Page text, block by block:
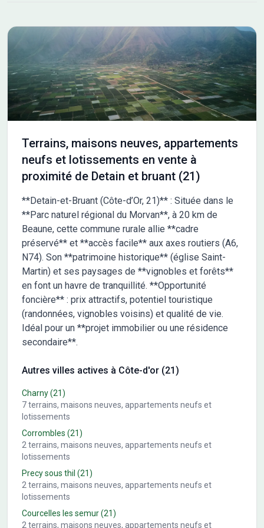
les environs, notamment des écoles maternelles, élémentaires,
primaires ainsi qu'un collège. Vous trouverez également des
commerces à proximité. NOUS CONTACTER Ce terrain est
vendu par un partenaire de Maisons France Confort Melun au
prix de 99 000 euros. Pour plus d'informations et découvrir ce
terrain, n'hésitez pas à contacter Franck ALANOE au 06-27-23-
96-64. Il vous accompagnera dans votre projet de construction.
Terrains, maisons neuves, appartements
neufs et lotissements en vente à
proximité de Detain et bruant (21)
**Detain-et-Bruant (Côte-d’Or, 21)** : Située dans le
**Parc naturel régional du Morvan**, à 20 km de
Beaune, cette commune rurale allie **cadre
préservé** et **accès facile** aux axes routiers (A6,
N74). Son **patrimoine historique** (église Saint-
Martin) et ses paysages de **vignobles et forêts**
en font un havre de tranquillité. **Opportunité
foncière** : prix attractifs, potentiel touristique
(randonnées, vignobles voisins) et qualité de vie.
Idéal pour un **projet immobilier ou une résidence
secondaire**.
Autres villes actives à Côte-d'or (21)
Charny(21)
7terrains, maisons neuves, appartements neufs et
lotissements
Corrombles (21)
2 terrains, maisons neuves, appartements neufs et
lotissements
Precy sous thil (21)
2 terrains, maisons neuves, appartements neufs et
lotissements
Courcelles les semur(21)
2 terrains, maisons neuves, appartements neufs et